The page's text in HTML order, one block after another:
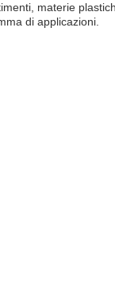
materie
di applicazioni.